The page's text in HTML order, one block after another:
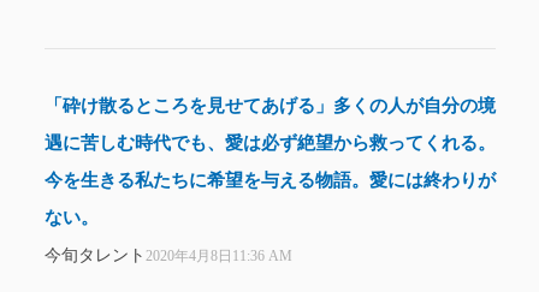
「砕け散るところを見せてあげる」多くの人が自分の境
遇に苦しむ時代でも、愛は必ず絶望から救ってくれる。
今を生きる私たちに希望を与える物語。愛には終わりが
ない。
今旬タレント 2020年4月8日11:36 AM